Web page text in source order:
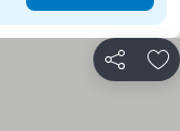
Partilhar